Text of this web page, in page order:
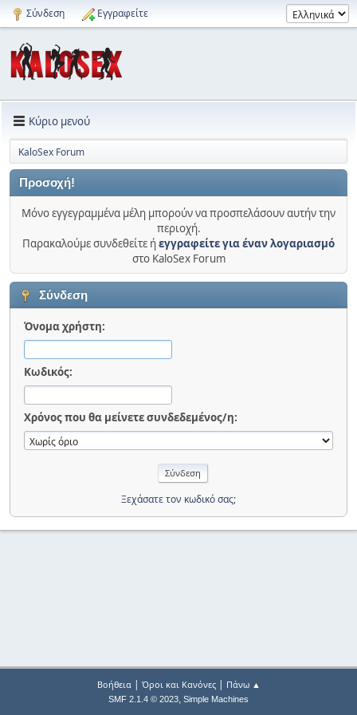
Σύνδεση Εγγραφείτε
Κύριο μενού
KaloSex Forum
Προσοχή!
Μόνο εγγεγραμμένα μέλη μπορούν να προσπελάσουν αυτήν την
περιοχή.
Παρακαλούμε συνδεθείτε ήεγγραφείτε για έναν λογαριασμό
στο KaloSex Forum
Σύνδεση
Όνομα χρήστη:
Κωδικός:
Χρόνος που θα μείνετε συνδεδεμένος/η:
Ξεχάσατε τον κωδικό σας;
Βοήθεια| Όροι και Κανόνες| Πάνω ▲
SMF 2.1.4 © 2023, Simple Machines